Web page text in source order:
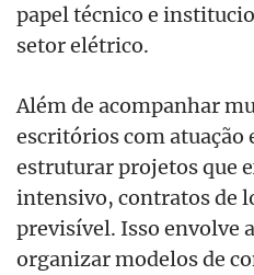
papel técnico e
setor elétrico.
Além de acompanhar
escritórios com atuação
estruturar projetos que
intensivo, contratos de
previsível. Isso envolve
organizar modelos de